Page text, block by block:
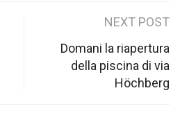
NEXT POST
Domani la riapertura
della piscina di via
Höchberg